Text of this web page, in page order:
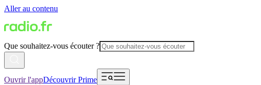
Aller au contenu
Que souhaitez-vous écouter ?
Ouvrir l'appDécouvrir Prime